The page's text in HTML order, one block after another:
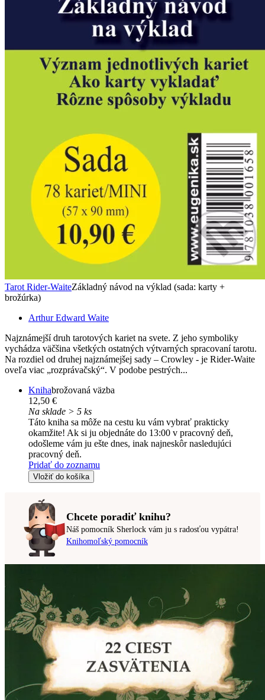
Tarot Rider-WaiteZákladný návod na výklad (sada: karty +
brožúrka)
Arthur Edward Waite
Najznámejší druh tarotových kariet na svete. Z jeho symboliky
vychádza väčšina všetkých ostatných výtvarných spracovaní tarotu.
Na rozdiel od druhej najznámejšej sady – Crowley - je Rider-Waite
oveľa viac „rozprávačský“. V podobe pestrých...
Knihabrožovaná väzba
12,50 €
Na sklade > 5 ks
Táto kniha sa môže na cestu ku vám vybrať prakticky
okamžite! Ak si ju objednáte do 13:00 v pracovný deň,
odošleme vám ju ešte dnes, inak najneskôr nasledujúci
pracovný deň.
Pridať do zoznamu
Vložiť do košíka
Chcete poradiť knihu?
Náš pomocník Sherlock vám ju s radosťou vypátra!
Knihomoľský pomocník